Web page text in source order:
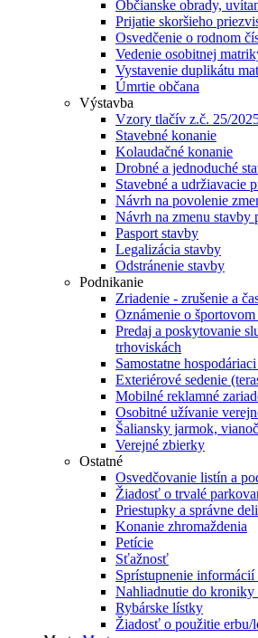
Občianske obrady,
Prijatie skoršieho
Osvedčenie o rodnom
Vedenie osobitnej
Vystavenie duplikátu
Úmrtie občana
Výstavba
Vzory tlačív z.č. 25/
Stavebné konanie
Kolaudačné konanie
Drobné a jednoduché
Stavebné a udržiavacie
Návrh na povolenie
Návrh na zmenu stavby
Pasport stavby
Legalizácia stavby
Odstránenie stavby
Podnikanie
Zriadenie - zrušenie a
Oznámenie o
Predaj a poskytovanie
trhoviskách
Samostatne
Exteriérové sedenie
Mobilné reklamné
Osobitné užívanie
Šaliansky jarmok,
Verejné zbierky
Ostatné
Osvedčovanie listín a
Žiadosť o trvalé
Priestupky a správne
Konanie zhromaždenia
Petície
Sťažnosť
Sprístupnenie
Nahliadnutie do kroniky
Rybárske lístky
Žiadosť o použitie erbu/